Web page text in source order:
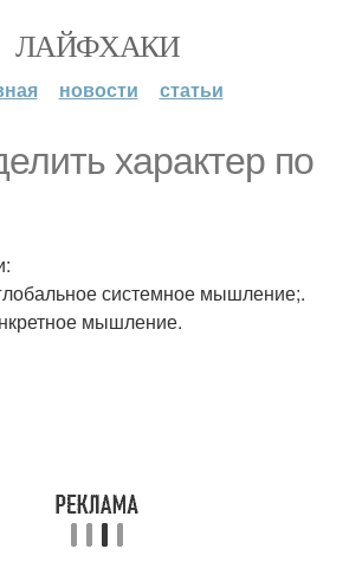
ЛАЙФХАКИ
новости статьи
характер по
системное мышление;.
мышление.